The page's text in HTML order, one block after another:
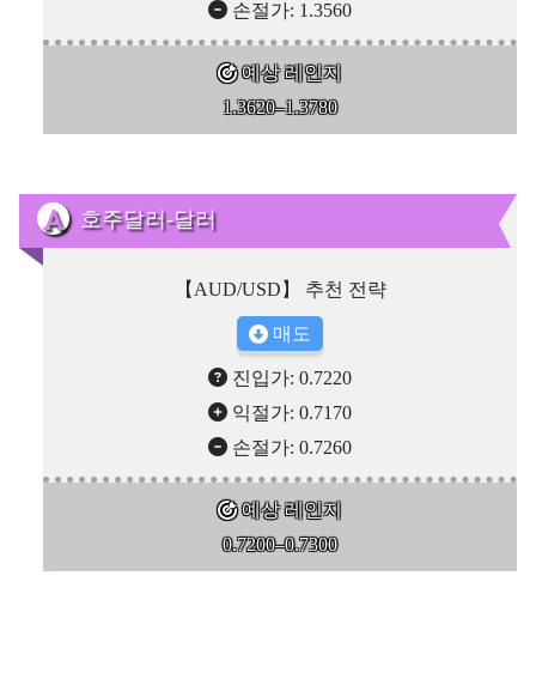
손절가: 1.3560
예상 레인지
1.3620–1.3780
호주달러-달러
【AUD/USD】 추천 전략
매도
진입가: 0.7220
익절가: 0.7170
손절가: 0.7260
예상 레인지
0.7200–0.7300